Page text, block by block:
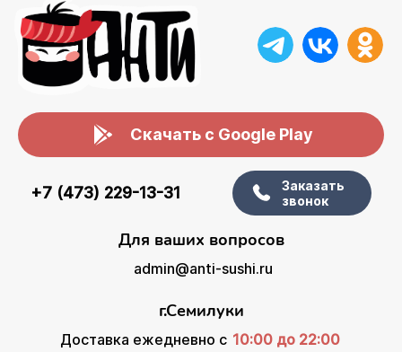
Скачать с Google Play
+7 (473) 229-13-31
Заказать
звонок
Для ваших вопросов
admin@anti-sushi.ru
г.Семилуки
Доставка ежедневно с 10:00 до 22:00